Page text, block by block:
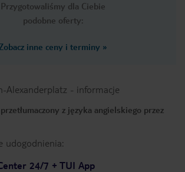
Przygotowaliśmy dla Ciebie
podobne oferty:
inne ceny i terminy »
Alexanderplatz - informacje
z języka angielskiego przez
udogodnienia:
24/7 + TUI App